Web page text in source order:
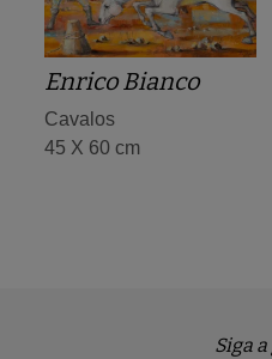
Enrico Bianco
Cavalos
45 X 60 cm
Siga